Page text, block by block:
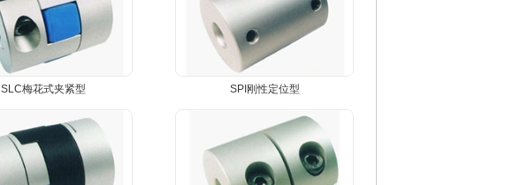
SLC梅花式夹紧型 SPI刚性定位型